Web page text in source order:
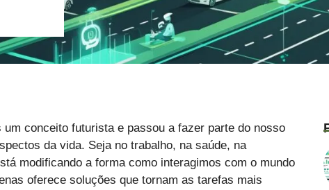
um conceito futurista e passou a fazer parte do nosso
da vida. Seja no trabalho, na saúde, na
modificando a forma como interagimos com o mundo
oferece soluções que tornam as tarefas mais